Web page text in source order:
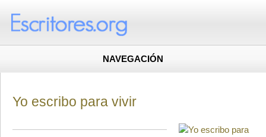
NAVEGACIÓN
Yo escribo para vivir